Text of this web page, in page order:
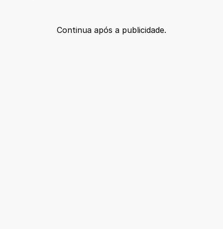
Continua após a publicidade.